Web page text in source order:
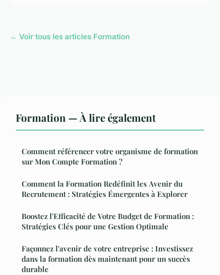
← Voir tous les articles Formation
Formation — À lire également
Comment référencer votre organisme de formation
sur Mon Compte Formation ?
Comment la Formation Redéfinit les Avenir du
Recrutement : Stratégies Émergentes à Explorer
Boostez l'Efficacité de Votre Budget de Formation :
Stratégies Clés pour une Gestion Optimale
Façonnez l'avenir de votre entreprise : Investissez
dans la formation dès maintenant pour un succès
durable